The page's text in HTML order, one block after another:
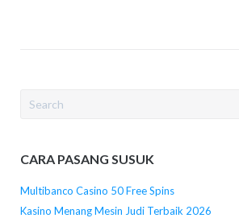
Search
CARA PASANG SUSUK
Multibanco Casino 50 Free Spins
Kasino Menang Mesin Judi Terbaik 2026